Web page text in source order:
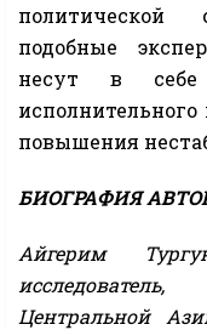
подобные
несут в себе
повышения
БИОГРАФИЯ
Айгерим
Центральной